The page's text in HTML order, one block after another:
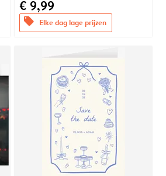
€ 9,99
offers Elke dag lage prijzen